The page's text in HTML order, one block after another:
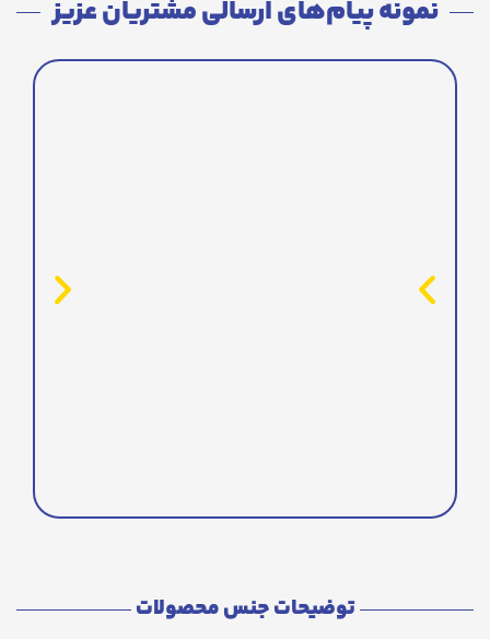
نمونه پیام‌های ارسالی مشتریان عزیز
توضیحات جنس محصولات